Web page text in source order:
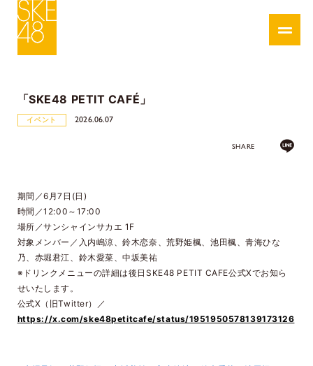
「SKE48 PETIT CAFÉ」
イベント 2026.06.07
SHARE
期間／6月7日(日)
時間／12:00～17:00
場所／サンシャインサカエ 1F
対象メンバー／入内嶋涼、鈴木恋奈、荒野姫楓、池田楓、青海ひな
乃、赤堀君江、鈴木愛菜、中坂美祐
※ドリンクメニューの詳細は後日SKE48 PETIT CAFE公式Xでお知ら
せいたします。
公式X（旧Twitter）／
https://x.com/ske48petitcafe/status/1951950578139173126